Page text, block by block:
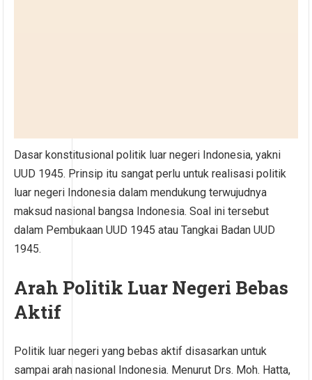
Dasar konstitusional politik luar negeri Indonesia, yakni
UUD 1945. Prinsip itu sangat perlu untuk realisasi politik
luar negeri Indonesia dalam mendukung terwujudnya
maksud nasional bangsa Indonesia. Soal ini tersebut
dalam Pembukaan UUD 1945 atau Tangkai Badan UUD
1945.
Arah Politik Luar Negeri Bebas
Aktif
Politik luar negeri yang bebas aktif disasarkan untuk
sampai arah nasional Indonesia. Menurut Drs. Moh. Hatta,